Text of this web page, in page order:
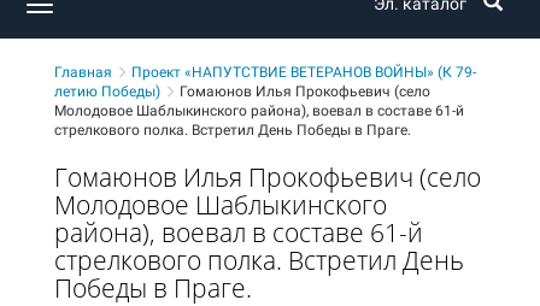
Toggle
Главная
Проект «НАПУТСТВИЕ ВЕТЕРАНОВ ВОЙНЫ» (К 79-
летию Победы)
Гомаюнов Илья Прокофьевич (село
Молодовое Шаблыкинского района), воевал в составе 61-й
стрелкового полка. Встретил День Победы в Праге.
Гомаюнов Илья Прокофьевич (село
Молодовое Шаблыкинского
района), воевал в составе 61-й
стрелкового полка. Встретил День
Победы в Праге.